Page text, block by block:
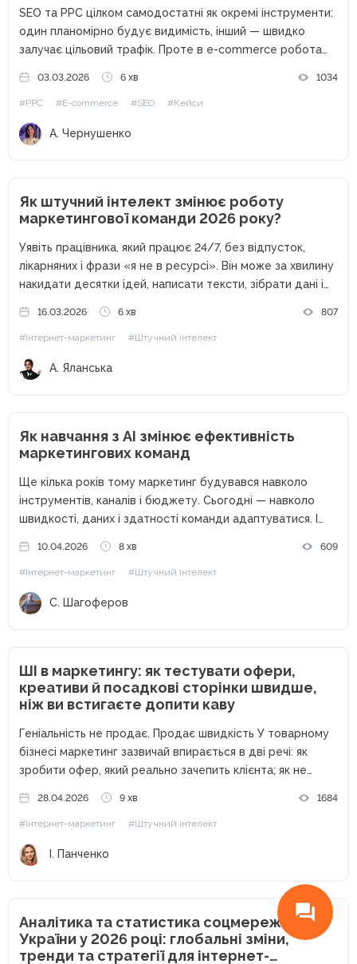
SEO та PPC цілком самодостатні як окремі інструменти:
один планомірно будує видимість, інший — швидко
залучає цільовий трафік. Проте в e-commerce робота
загальний результат. На прикладі кейсу Webpromo та
Samsung Experience Store розберемо,...
03.03.2026 6 хв 1034
#PPC #E-commerce #SEO #Кейси
А. Чернушенко
Як штучний інтелект змінює роботу
маркетингової команди 2026 року?
Уявіть працівника, який працює 24/7, без відпусток,
лікарняних і фрази «я не в ресурсі». Він може за хвилину
накидати десятки ідей, написати тексти, зібрати дані і
співробітник, правда? Перша думка, ChatGPT. Але
сьогодні...
16.03.2026 6 хв 807
#Інтернет-маркетинг #Штучний інтелект
А. Яланська
Як навчання з AI змінює ефективність
маркетингових команд
Ще кілька років тому маркетинг будувався навколо
інструментів, каналів і бюджету. Сьогодні — навколо
швидкості, даних і здатності команди адаптуватися. І
вже не виглядає як «експеримент» або «цікава
новинка». У багатьох...
10.04.2026 8 хв 609
#Інтернет-маркетинг #Штучний інтелект
С. Шагоферов
ШІ в маркетингу: як тестувати офери,
креативи й посадкові сторінки швидше,
ніж ви встигаєте допити каву
Геніальність не продає. Продає швидкість У товарному
бізнесі маркетинг зазвичай впирається в дві речі: як
зробити офер, який реально зачепить клієнта; як не
28.04.2026 9 хв 1684
#Інтернет-маркетинг #Штучний інтелект
І. Панченко
Аналітика та статистика соцмереж
України у 2026 році: глобальні зміни,
тренди та стратегії для інтернет-